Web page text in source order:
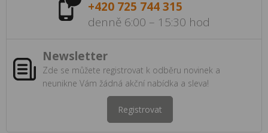
+420 725 744 315
denně 6:00 – 15:30 hod
Newsletter
Zde se můžete registrovat k odběru novinek a
neunikne Vám žádná akční nabídka a sleva!
Registrovat